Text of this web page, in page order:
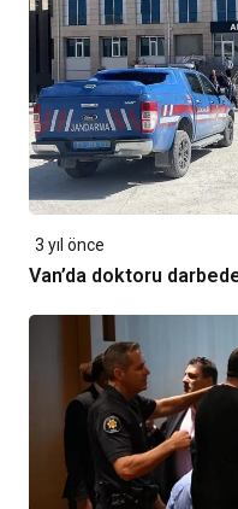
3 yıl önce
Van’da doktoru